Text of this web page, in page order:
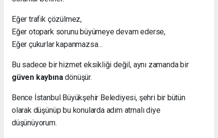
Eğer trafik çözülmez,
Eğer otopark sorunu büyümeye devam ederse,
Eğer çukurlar kapanmazsa…
Bu sadece bir hizmet eksikliği değil, aynı zamanda bir
güven kaybınadönüşür.
Bence İstanbul Büyükşehir Belediyesi, şehri bir bütün
olarak düşünüp bu konularda adım atmalı diye
düşünüyorum.